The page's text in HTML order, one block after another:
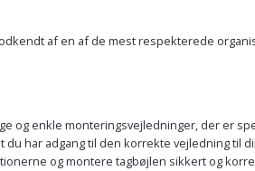
af en af de mest respekterede
enkle monteringsvejledninger, der er
har adgang til den korrekte vejledning til
og montere tagbøjlen sikkert og